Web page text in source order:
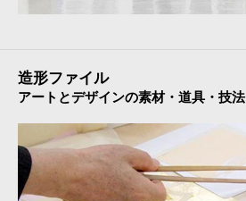
造形ファイル
アートとデザインの素材・道具・技法